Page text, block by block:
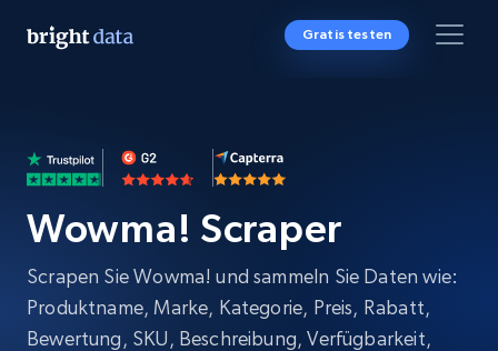
Gratis testen
Wowma! Scraper
Scrapen Sie Wowma! und sammeln Sie Daten wie:
Produktname, Marke, Kategorie, Preis, Rabatt,
Bewertung, SKU, Beschreibung, Verfügbarkeit,